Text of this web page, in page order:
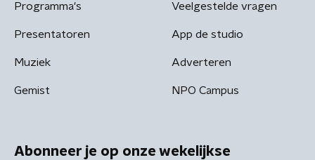
Programma's
Presentatoren
Muziek
Gemist
Veelgestelde vragen
App de studio
Adverteren
NPO Campus
Abonneer je op onze wekelijkse